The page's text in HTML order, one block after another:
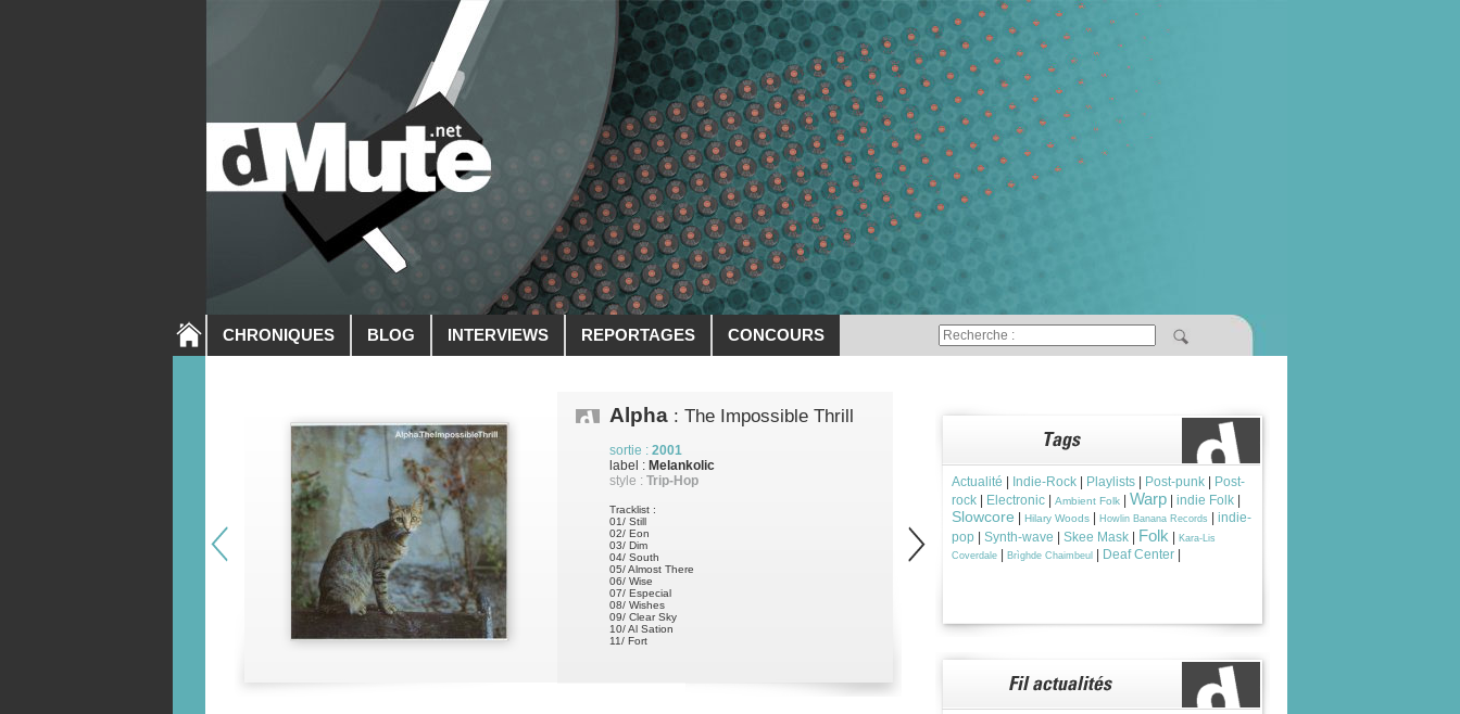
CHRONIQUES BLOG INTERVIEWS REPORTAGES CONCOURS
Alpha : The Impossible Thrill
sortie : 2001
label : Melankolic
style : Trip-Hop
Tracklist :
01/ Still
02/ Eon
03/ Dim
04/ South
05/ Almost There
06/ Wise
07/ Especial
08/ Wishes
09/ Clear Sky
10/ Al Sation
11/ Fort
Actualité Indie-Rock Playlists Post-punk
Post-
rock
Electronic Ambient Folk Warp indie Folk
Slowcore Hilary Woods Howlin Banana Records
indie-
pop
Synth-wave Skee Mask Folk
Kara-Lis
Coverdale
Brìghde Chaimbeul Deaf Center